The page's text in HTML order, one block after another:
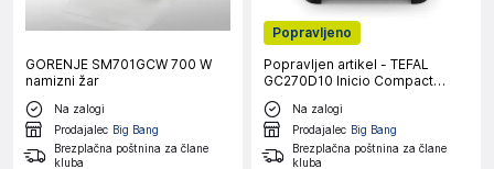
GORENJE SM701GCW 700 W
namizni žar
Na zalogi
Prodajalec Big Bang
Brezplačna poštnina za člane
kluba
Popravljeno
Popravljen artikel - TEFAL
GC270D10 Inicio Compact
opekač
Na zalogi
Prodajalec Big Bang
Brezplačna poštnina za člane
kluba